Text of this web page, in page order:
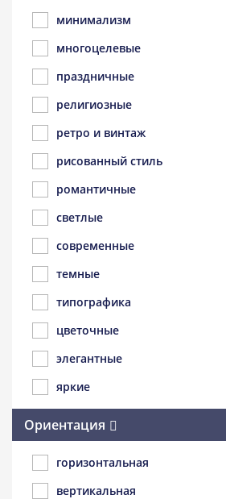
минимализм
многоцелевые
праздничные
религиозные
ретро и винтаж
рисованный стиль
романтичные
светлые
современные
темные
типографика
цветочные
элегантные
яркие
Ориентация
горизонтальная
вертикальная